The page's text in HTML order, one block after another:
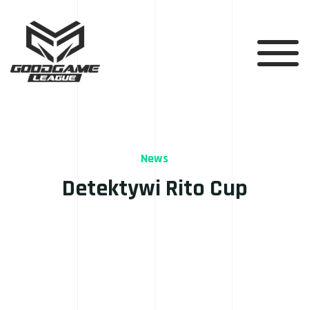
News
Detektywi Rito Cup